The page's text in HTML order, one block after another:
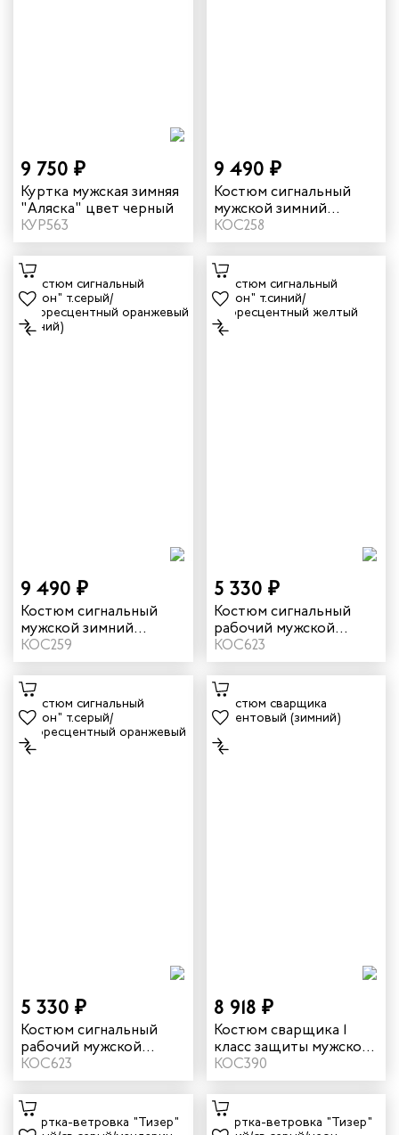
9 750 ₽
Куртка мужская зимняя
"Аляска" цвет черный
КУР563
9 490 ₽
Костюм сигнальный
мужской зимний
"Илион" цвет
неоновый/синий
КОС258
9 490 ₽
Костюм сигнальный
мужской зимний
"Илион" цвет графит/
оранжевый
КОС259
5 330 ₽
Костюм сигнальный
рабочий мужской
летний "Илион" цвет
желтый/темно-синий
КОС623
5 330 ₽
Костюм сигнальный
рабочий мужской
летний "Илион" цвет
оранжевый/темно-
серый
КОС623
8 918 ₽
Костюм сварщика 1
класс защиты мужской
зимний цвет олива
КОС390